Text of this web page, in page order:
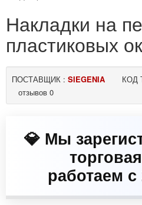
Накладки на
пластиковых
ПОСТАВЩИК : SIEGENIA КОД
отзывов 0
💎 Мы
работаем с